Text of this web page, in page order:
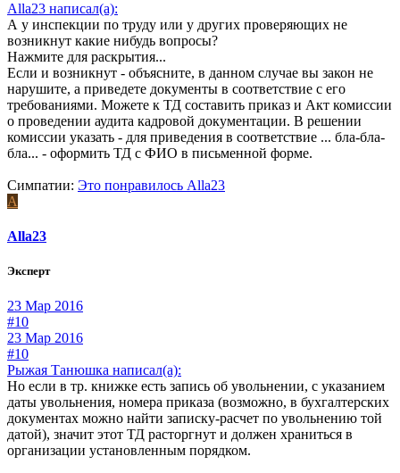
Alla23 написал(а):
А у инспекции по труду или у других проверяющих не
возникнут какие нибудь вопросы?
Нажмите для раскрытия...
Если и возникнут - объясните, в данном случае вы закон не
нарушите, а приведете документы в соответствие с его
требованиями. Можете к ТД составить приказ и Акт комиссии
о проведении аудита кадровой документации. В решении
комиссии указать - для приведения в соответствие ... бла-бла-
бла... - оформить ТД с ФИО в письменной форме.
Симпатии: Это понравилось Alla23
A
Alla23
Эксперт
23 Мар 2016
#10
23 Мар 2016
#10
Рыжая Танюшка написал(а):
Но если в тр. книжке есть запись об увольнении, с указанием
даты увольнения, номера приказа (возможно, в бухгалтерских
документах можно найти записку-расчет по увольнению той
датой), значит этот ТД расторгнут и должен храниться в
организации установленным порядком.